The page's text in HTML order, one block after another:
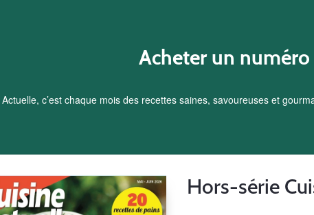
Acheter un numéro
c’est chaque mois des recettes saines, savoureuses et
Hors-série